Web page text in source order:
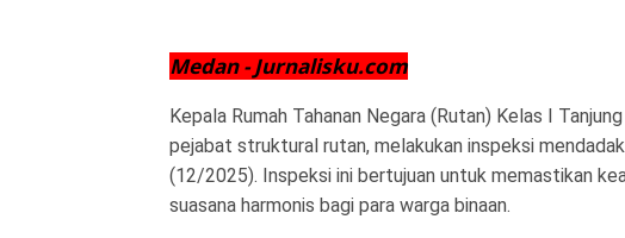
Medan - Jurnalisku.com
Kepala Rumah Tahanan Negara (Rutan) Kelas I
pejabat struktural rutan, melakukan inspeksi
(12/2025). Inspeksi ini bertujuan untuk memastikan
suasana harmonis bagi para warga binaan.